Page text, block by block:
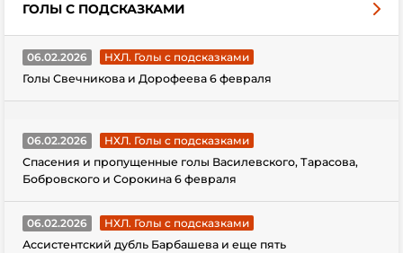
ГОЛЫ С ПОДСКАЗКАМИ
06.02.2026
НХЛ. Голы с подсказками
Голы Свечникова и Дорофеева 6 февраля
06.02.2026
НХЛ. Голы с подсказками
Спасения и пропущенные голы Василевского, Тарасова,
Бобровского и Сорокина 6 февраля
06.02.2026
НХЛ. Голы с подсказками
Ассистентский дубль Барбашева и еще пять